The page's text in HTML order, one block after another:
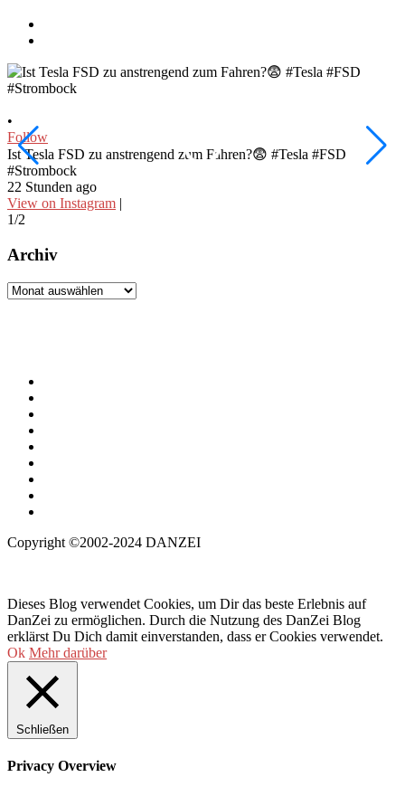
•
Follow
Ist Tesla FSD zu anstrengend zum Fahren?😨 #Tesla #FSD
#Strombock
22 Stunden ago
View on Instagram |
1/2
Archiv
Archiv
Copyright ©2002-2024 DANZEI
Dieses Blog verwendet Cookies, um Dir das beste Erlebnis auf
DanZei zu ermöglichen. Durch die Nutzung des DanZei Blog
erklärst Du Dich damit einverstanden, dass er Cookies verwendet.
Ok Mehr darüber
Schließen
Privacy Overview